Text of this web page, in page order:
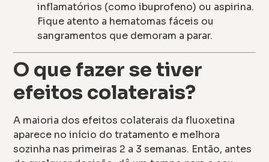
inflamatórios (como ibuprofeno) ou aspirina.
Fique atento a hematomas fáceis ou
sangramentos que demoram a parar.
O que fazer se tiver
efeitos colaterais?
A maioria dos efeitos colaterais da fluoxetina
aparece no início do tratamento e melhora
sozinha nas primeiras 2 a 3 semanas. Então, antes